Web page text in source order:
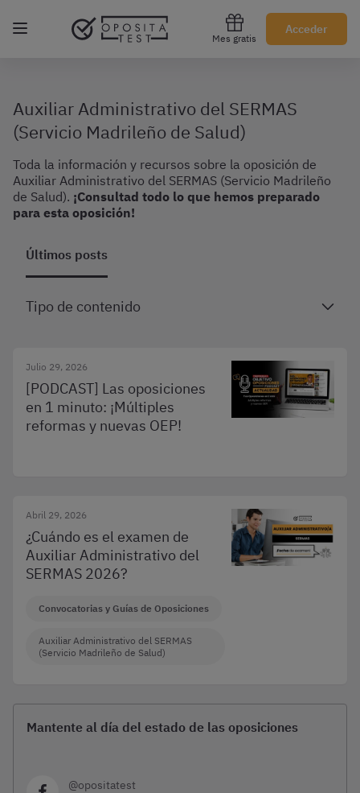
Mes gratis
Acceder
Regístrate gratis
Auxiliar Administrativo del SERMAS
(Servicio Madrileño de Salud)
Toda la información y recursos sobre la oposición de
Auxiliar Administrativo del SERMAS (Servicio Madrileño
de Salud). ¡Consultad todo lo que hemos preparado
para esta oposición!
Últimos posts
Tipo de contenido
Julio 29, 2026
[PODCAST] Las oposiciones
en 1 minuto: ¡Múltiples
reformas y nuevas OEP!
Abril 29, 2026
¿Cuándo es el examen de
Auxiliar Administrativo del
SERMAS 2026?
Convocatorias y Guías de Oposiciones
Auxiliar Administrativo del SERMAS
(Servicio Madrileño de Salud)
Mantente al día del estado de las oposiciones
@opositatest